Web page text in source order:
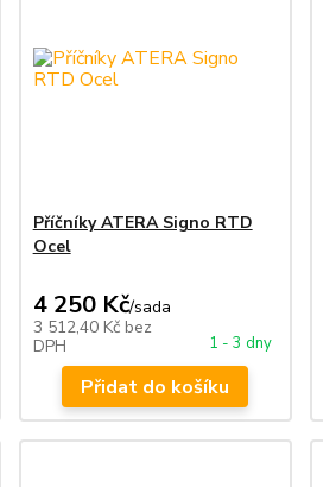
Příčníky ATERA Signo RTD
Ocel
4 250 Kč/sada
3 512,40 Kč bez
DPH
1 - 3 dny
Přidat do košíku